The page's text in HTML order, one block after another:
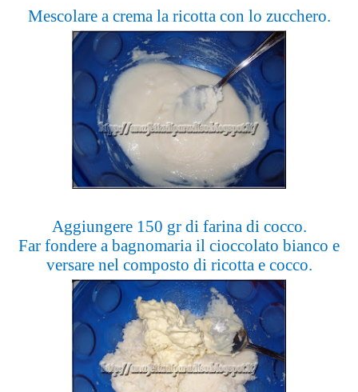
Mescolare a crema la ricotta con lo zucchero.
Aggiungere 150 gr di farina di cocco.
Far fondere a bagnomaria il cioccolato bianco e
versare nel composto di ricotta e cocco.